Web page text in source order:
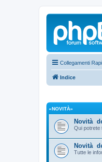
Collegamenti
Indice
«NOVITÀ»
Novità
Qui potrete
Novità
Tutte le